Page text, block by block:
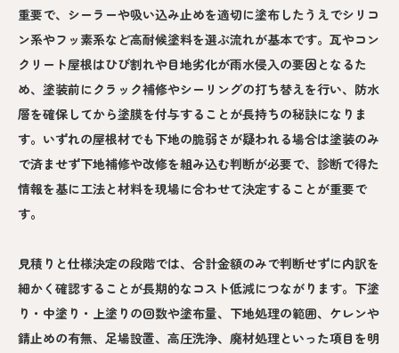
重要で、シーラーや吸い込み止めを適切に塗布したうえでシリコ
ン系やフッ素系など高耐候塗料を選ぶ流れが基本です。瓦やコン
クリート屋根はひび割れや目地劣化が雨水侵入の要因となるた
め、塗装前にクラック補修やシーリングの打ち替えを行い、防水
層を確保してから塗膜を付与することが長持ちの秘訣になりま
す。いずれの屋根材でも下地の脆弱さが疑われる場合は塗装のみ
で済ませず下地補修や改修を組み込む判断が必要で、診断で得た
情報を基に工法と材料を現場に合わせて決定することが重要で
す。
見積りと仕様決定の段階では、合計金額のみで判断せずに内訳を
細かく確認することが長期的なコスト低減につながります。下塗
り・中塗り・上塗りの回数や塗布量、下地処理の範囲、ケレンや
錆止めの有無、足場設置、高圧洗浄、廃材処理といった項目を明